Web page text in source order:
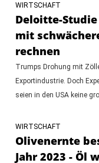
WIRTSCHAFT
Deloitte-
mit
rechnen
Trumps Drohung mit
Exportindustrie. Doch
seien in den USA keine
WIRTSCHAFT
Olivenernte
Jahr 2023 - Öl